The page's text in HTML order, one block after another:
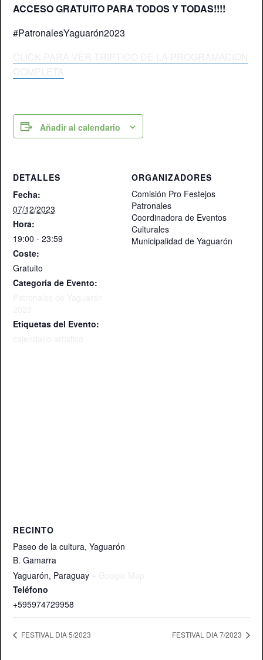
ACCESO GRATUITO PARA TODOS Y TODAS!!!!
#PatronalesYaguarón2023
Añadir al calendario
DETALLES
Fecha:
07/12/2023
Hora:
19:00 - 23:59
Coste:
Gratuito
Categoría de Evento:
Etiquetas del Evento:
ORGANIZADORES
Comisión Pro Festejos
Patronales
Coordinadora de Eventos
Culturales
Municipalidad de Yaguarón
RECINTO
Paseo de la cultura, Yaguarón
B. Gamarra
Yaguarón, Paraguay
Teléfono
+595974729958
FESTIVAL DIA 5/2023 FESTIVAL DIA 7/2023